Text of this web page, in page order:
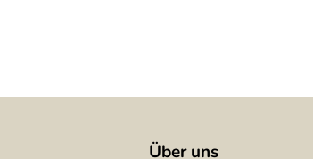
Über uns